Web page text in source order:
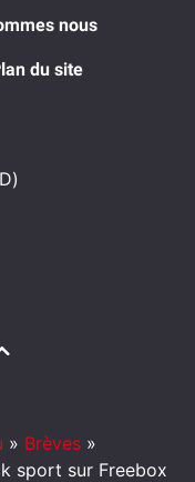
nous
du site
» Brèves »
sport sur Freebox